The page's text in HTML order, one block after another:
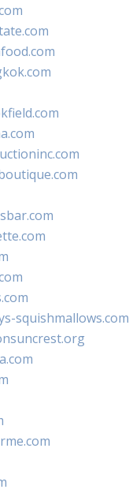
squishmallows.com